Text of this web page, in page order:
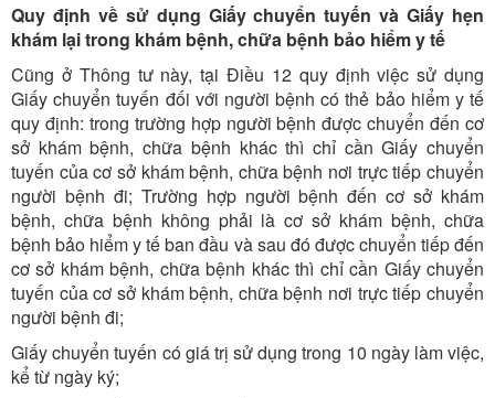
Quy định về sử dụng Giấy chuyển tuyến và Giấy hẹn
khám lại trong khám bệnh, chữa bệnh bảo hiểm y tế
Cũng ở Thông tư này, tại Điều 12 quy định việc sử dụng
Giấy chuyển tuyến đối với người bệnh có thẻ bảo hiểm y tế
quy định: trong trường hợp người bệnh được chuyển đến cơ
sở khám bệnh, chữa bệnh khác thì chỉ cần Giấy chuyển
tuyến của cơ sở khám bệnh, chữa bệnh nơi trực tiếp chuyển
người bệnh đi; Trường hợp người bệnh đến cơ sở khám
bệnh, chữa bệnh không phải là cơ sở khám bệnh, chữa
bệnh bảo hiểm y tế ban đầu và sau đó được chuyển tiếp đến
cơ sở khám bệnh, chữa bệnh khác thì chỉ cần Giấy chuyển
tuyến của cơ sở khám bệnh, chữa bệnh nơi trực tiếp chuyển
người bệnh đi;
Giấy chuyển tuyến có giá trị sử dụng trong 10 ngày làm việc,
kể từ ngày ký;